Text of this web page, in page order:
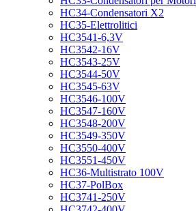
HC34-Condensatori X2
HC35-Elettrolitici
HC3541-6,3V
HC3542-16V
HC3543-25V
HC3544-50V
HC3545-63V
HC3546-100V
HC3547-160V
HC3548-200V
HC3549-350V
HC3550-400V
HC3551-450V
HC36-Multistrato 100V
HC37-PolBox
HC3741-250V